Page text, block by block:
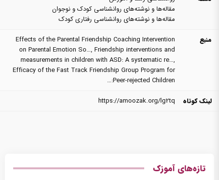
مقاله‌ها و نوشته‌های روانشناسی کودک و نوجوان
مقاله‌ها و نوشته‌های روانشناسی رفتاری کودک
منبع
Effects of the Parental Friendship Coaching Intervention
on Parental Emotion So…, Friendship interventions and
measurements in children with ASD: A systematic re…,
Efficacy of the Fast Track Friendship Group Program for
Peer-rejected Children:…
لینک کوتاه
https://amoozak.org/lg2tq
تازه‌های آموزک